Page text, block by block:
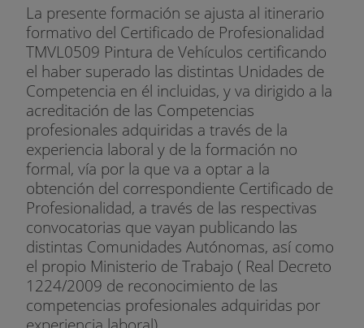
La presente formación se ajusta al itinerario
formativo del Certificado de Profesionalidad
TMVL0509 Pintura de Vehículos certificando
el haber superado las distintas Unidades de
Competencia en él incluidas, y va dirigido a la
acreditación de las Competencias
profesionales adquiridas a través de la
experiencia laboral y de la formación no
formal, vía por la que va a optar a la
obtención del correspondiente Certificado de
Profesionalidad, a través de las respectivas
convocatorias que vayan publicando las
distintas Comunidades Autónomas, así como
el propio Ministerio de Trabajo ( Real Decreto
1224/2009 de reconocimiento de las
competencias profesionales adquiridas por